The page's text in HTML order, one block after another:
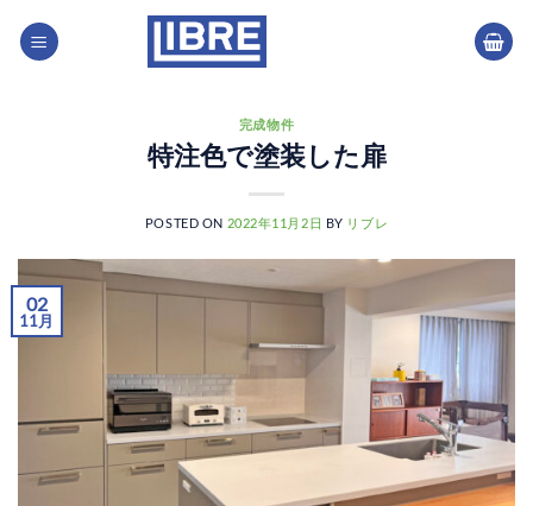
完成物件
特注色で塗装した扉
POSTED ON 2022年11月2日 BY リブレ
02
11月